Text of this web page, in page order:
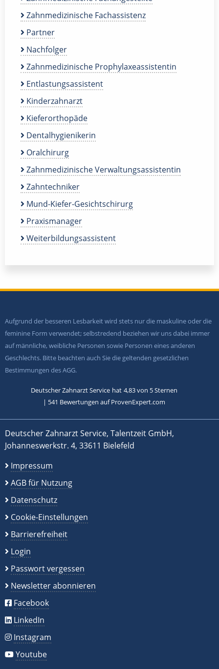
Zahnmedizinische Fachassistenz
Partner
Nachfolger
Zahnmedizinische Prophylaxeassistentin
Entlastungsassistent
Kinderzahnarzt
Kieferorthopäde
Dentalhygienikerin
Oralchirurg
Zahnmedizinische Verwaltungsassistentin
Zahntechniker
Mund-Kiefer-Gesichtschirurg
Praxismanager
Weiterbildungsassistent
Aufgrund der besseren Lesbarkeit wird stets nur die maskuline oder die
feminine Form verwendet; selbstredend beziehen wir uns dabei immer
auf männliche, weibliche Personen sowie Personen eines anderen
Geschlechts. Bitte beachten auch Sie die geltenden gesetzlichen
Bestimmungen des AGG.
Deutscher Zahnarzt Service hat 4,83von 5Sternen
| 541 Bewertungen auf ProvenExpert.com
Deutscher Zahnarzt Service, Talentzeit GmbH,
Johanneswerkstr. 4, 33611 Bielefeld
Impressum
AGB für Nutzung
Datenschutz
Cookie-Einstellungen
Barrierefreiheit
Login
Passwort vergessen
Newsletter abonnieren
Facebook
LinkedIn
Instagram
Youtube